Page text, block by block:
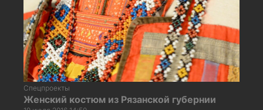
Спецпроекты
Женский костюм из Рязанской губернии